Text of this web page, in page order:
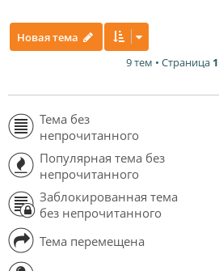
Новая тема
9 тем • Страница 1
Тема без
непрочитанного
Популярная тема без
непрочитанного
Заблокированная тема
без непрочитанного
Тема перемещена